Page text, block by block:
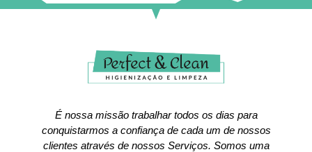
É nossa missão trabalhar todos os dias para
conquistarmos a confiança de cada um de nossos
clientes através de nossos Serviços. Somos uma